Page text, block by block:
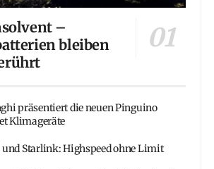
–
bleiben
präsentiert die neuen Pinguino
Klimageräte
und Starlink: Highspeed ohne Limit